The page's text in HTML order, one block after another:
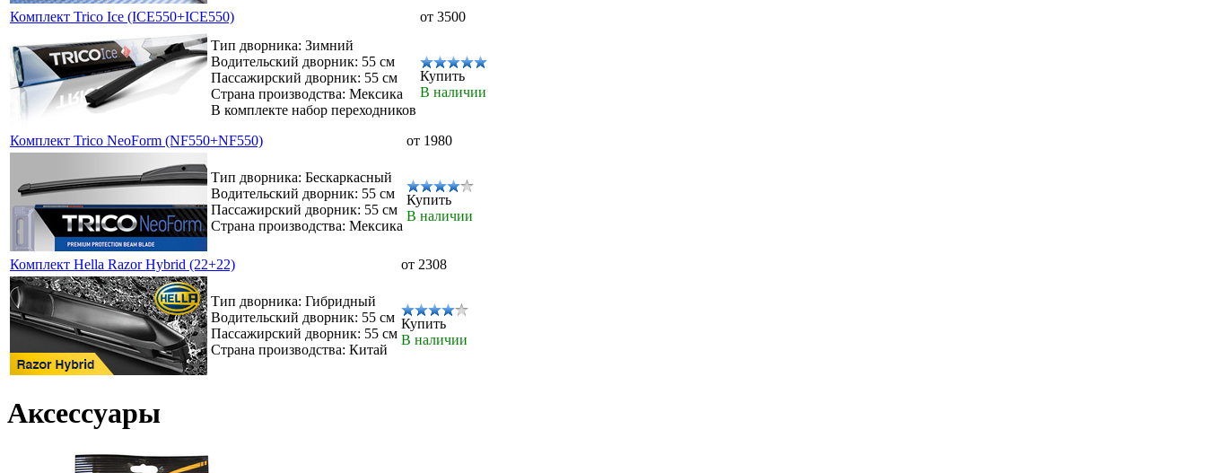
Комплект Trico Ice (ICE550+ICE550)
от 3500
Тип дворника: Зимний
Водительский дворник: 55 см
Пассажирский дворник: 55 см
Страна производства: Мексика
В комплекте набор переходников
Купить
В наличии
Комплект Trico NeoForm (NF550+NF550) от 1980
Тип дворника: Бескаркасный
Водительский дворник: 55 см
Пассажирский дворник: 55 см
Страна производства: Мексика
Купить
В наличии
Комплект Hella Razor Hybrid (22+22) от 2308
Тип дворника: Гибридный
Водительский дворник: 55 см
Пассажирский дворник: 55 см
Страна производства: Китай
Купить
В наличии
Аксессуары